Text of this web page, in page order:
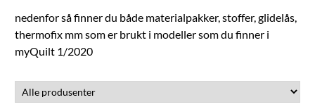
nedenfor så finner du både materialpakker, stoffer, glidelås,
thermofix mm som er brukt i modeller som du finner i
myQuilt 1/2020